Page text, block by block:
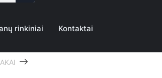
rinkiniai Kontaktai